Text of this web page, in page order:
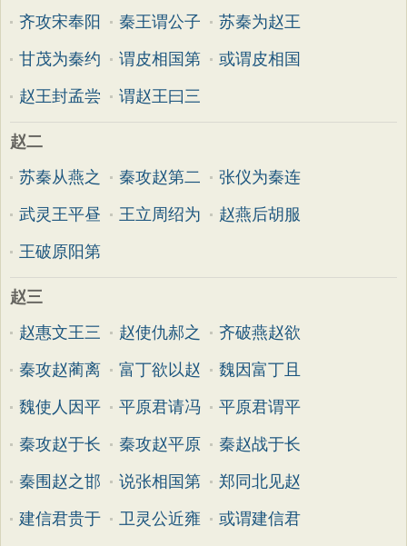
齐攻宋奉阳 秦王谓公子 苏秦为赵王
甘茂为秦约 谓皮相国第 或谓皮相国
赵王封孟尝 谓赵王曰三
赵二
苏秦从燕之
秦攻赵第二 张仪为秦连
武灵王平昼 王立周绍为 赵燕后胡服
王破原阳第
赵三
赵惠文王三
赵使仇郝之 齐破燕赵欲
秦攻赵蔺离 富丁欲以赵 魏因富丁且
魏使人因平 平原君请冯 平原君谓平
秦攻赵于长 秦攻赵平原 秦赵战于长
秦围赵之邯 说张相国第 郑同北见赵
建信君贵于 卫灵公近雍 或谓建信君